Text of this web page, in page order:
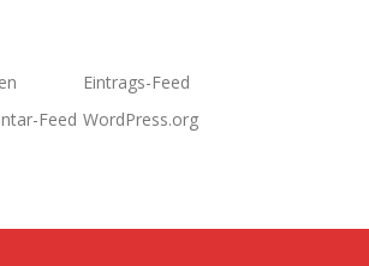
Eintrags-Feed
Feed WordPress.org